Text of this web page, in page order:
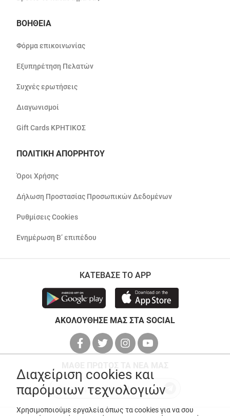
ΒΟΗΘΕΙΑ
Φόρμα επικοινωνίας
Εξυπηρέτηση Πελατών
Συχνές ερωτήσεις
Διαγωνισμοί
Gift Cards ΚΡΗΤΙΚΟΣ
ΠΟΛΙΤΙΚΗ ΑΠΟΡΡΗΤΟΥ
Όροι Χρήσης
Δήλωση Προστασίας Προσωπικών Δεδομένων
Ρυθμίσεις Cookies
Ενημέρωση Β’ επιπέδου
ΚΑΤΕΒΑΣΕ ΤΟ APP
ΑΚΟΛΟΥΘΗΣΕ ΜΑΣ ΣΤΑ SOCIAL
Διαχείριση cookies και
παρόμοιων τεχνολογιών
Χρησιμοποιούμε εργαλεία όπως τα cookies για να σου